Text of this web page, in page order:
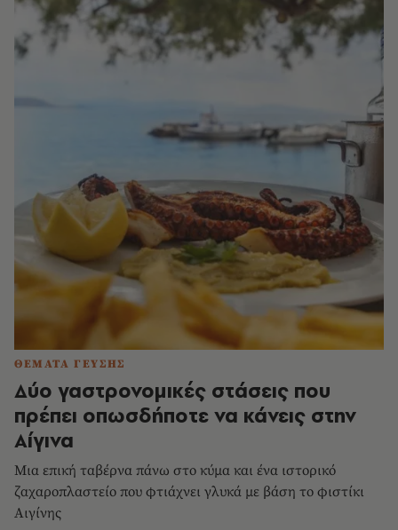
ΘΕΜΑΤΑ ΓΕΥΣΗΣ
Δύο γαστρονομικές στάσεις που
πρέπει οπωσδήποτε να κάνεις στην
Αίγινα
Μια επική ταβέρνα πάνω στο κύμα και ένα ιστορικό
ζαχαροπλαστείο που φτιάχνει γλυκά με βάση το φιστίκι
Αιγίνης